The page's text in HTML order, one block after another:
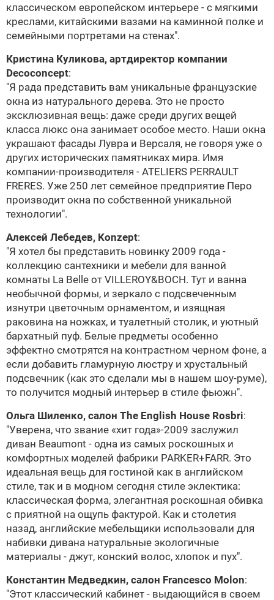
классическом европейском интерьере - с мягкими
креслами, китайскими вазами на каминной полке и
семейными портретами на стенах".
Кристина Куликова, артдиректор компании
Decoconcept:
"Я рада представить вам уникальные французские
окна из натурального дерева. Это не просто
эксклюзивная вещь: даже среди других вещей
класса люкс она занимает особое место. Наши окна
украшают фасады Лувра и Версаля, не говоря уже о
других исторических памятниках мира. Имя
компании-производителя - ATELIERS PERRAULT
FRERES. Уже 250 лет семейное предприятие Перо
производит окна по собственной уникальной
технологии".
Aлексей Лебедев, Konzept:
"Я хотел бы представить новинку 2009 года -
коллекцию сантехники и мебели для ванной
комнаты La Belle от VILLEROY&BOCH. Тут и ванна
необычной формы, и зеркало с подсвеченным
изнутри цветочным орнаментом, и изящная
раковина на ножках, и туалетный столик, и уютный
бархатный пуф. Белые предметы особенно
эффектно смотрятся на контрастном черном фоне, а
если добавить гламурную люстру и хрустальный
подсвечник (как это сделали мы в нашем шоу-руме),
то получится модный интерьер в стиле фьюжн".
Ольга Шиленко, салон The English House Rosbri:
"Уверена, что звание «хит года»-2009 заслужил
диван Beaumont - одна из самых роскошных и
комфортных моделей фабрики PARKER+FARR. Это
идеальная вещь для гостиной как в английском
стиле, так и в модном сегодня стиле эклектика:
классическая форма, элегантная роскошная обивка
с приятной на ощупь фактурой. Как и столетия
назад, английские мебельщики использовали для
набивки дивана натуральные экологичные
материалы - джут, конский волос, хлопок и пух".
Константин Медведкин, салон Francesco Molon:
"Этот классический кабинет - выдающийся в своем